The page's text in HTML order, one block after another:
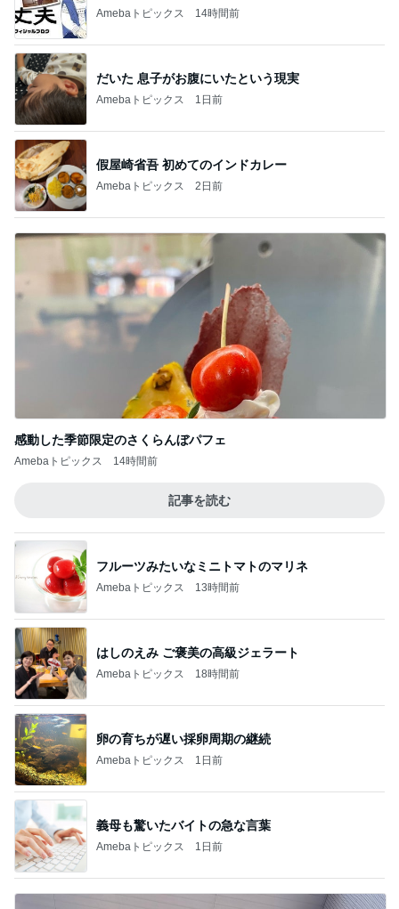
Amebaトピックス 14時間前
だいた 息子がお腹にいたという現実
Amebaトピックス 1日前
假屋崎省吾 初めてのインドカレー
Amebaトピックス 2日前
感動した季節限定のさくらんぼパフェ
Amebaトピックス 14時間前
記事を読む
フルーツみたいなミニトマトのマリネ
Amebaトピックス 13時間前
はしのえみ ご褒美の高級ジェラート
Amebaトピックス 18時間前
卵の育ちが遅い採卵周期の継続
Amebaトピックス 1日前
義母も驚いたバイトの急な言葉
Amebaトピックス 1日前